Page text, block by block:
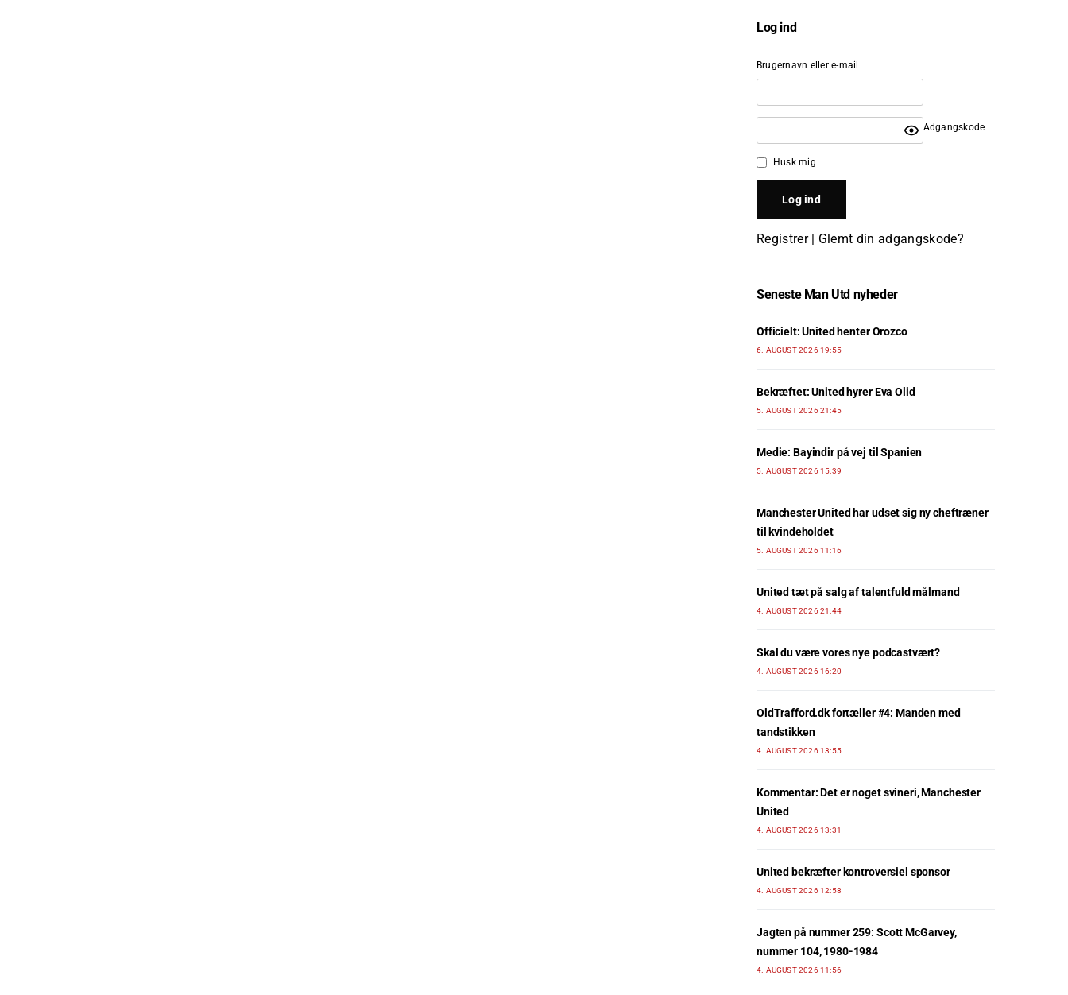
Log ind
Brugernavn eller e-mail
Adgangskode
Husk mig
Registrer| Glemt din adgangskode?
Seneste Man Utd nyheder
Officielt: United henter Orozco
6. AUGUST 2026 19:55
Bekræftet: United hyrer Eva Olid
5. AUGUST 2026 21:45
Medie: Bayindir på vej til Spanien
5. AUGUST 2026 15:39
Manchester United har udset sig ny cheftræner
til kvindeholdet
5. AUGUST 2026 11:16
United tæt på salg af talentfuld målmand
4. AUGUST 2026 21:44
Skal du være vores nye podcastvært?
4. AUGUST 2026 16:20
OldTrafford.dk fortæller #4: Manden med
tandstikken
4. AUGUST 2026 13:55
Kommentar: Det er noget svineri, Manchester
United
4. AUGUST 2026 13:31
United bekræfter kontroversiel sponsor
4. AUGUST 2026 12:58
Jagten på nummer 259: Scott McGarvey,
nummer 104, 1980-1984
4. AUGUST 2026 11:56